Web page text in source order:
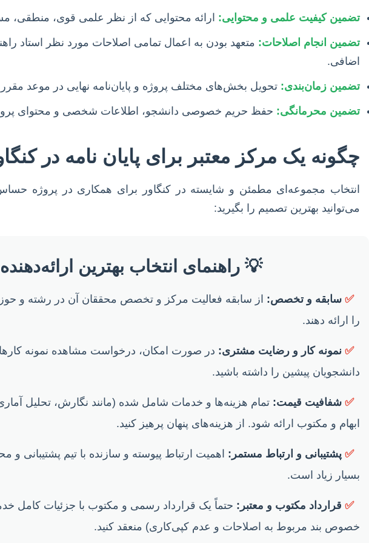
تضمین کیفیت علمی و محتوایی: ارائه محتوایی که از نظر علمی قوی، منطقی،
تضمین انجام اصلاحات: متعهد بودن به اعمال تمامی اصلاحات مورد نظر استاد
اضافی.
تضمین زمان‌بندی: تحویل بخش‌های مختلف پروژه و پایان‌نامه نهایی در موعد
تضمین محرمانگی: حفظ حریم خصوصی دانشجو، اطلاعات شخصی و محتوای
چگونه یک مرکز معتبر برای پایان نامه در
انتخاب مجموعه‌ای مطمئن و شایسته در کنگاور برای همکاری در پروژه
می‌توانید بهترین تصمیم را بگیرید:
💡 راهنمای انتخاب بهترین
✅ سابقه و تخصص: از سابقه فعالیت مرکز و تخصص محققان آن در رشته و
را ارائه دهند.
✅ نمونه کار و رضایت مشتری: در صورت امکان، درخواست مشاهده نمونه
دانشجویان پیشین را داشته باشید.
✅ شفافیت قیمت: تمام هزینه‌ها و خدمات شامل شده (مانند نگارش، تحلیل
ابهام و مکتوب ارائه شود. از هزینه‌های پنهان پرهیز کنید.
✅ پشتیبانی و ارتباط مستمر: اهمیت ارتباط پیوسته و سازنده با تیم
بسیار زیاد است.
✅ قرارداد مکتوب و معتبر: حتماً یک قرارداد رسمی و مکتوب با جزئیات کامل
خصوص بند مربوط به اصلاحات و عدم کپی‌کاری) منعقد کنید.